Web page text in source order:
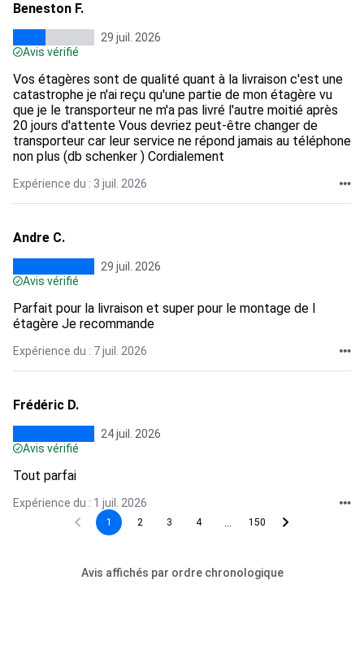
Beneston F.
29 juil. 2026
Avis vérifié
Vos étagères sont de qualité quant à la livraison c'est une
catastrophe je n'ai reçu qu'une partie de mon étagère vu
que je le transporteur ne m'a pas livré l'autre moitié après
20 jours d'attente Vous devriez peut-être changer de
transporteur car leur service ne répond jamais au téléphone
non plus (db schenker ) Cordialement
Expérience du : 3 juil. 2026
Andre C.
29 juil. 2026
Avis vérifié
Parfait pour la livraison et super pour le montage de l
étagère Je recommande
Expérience du : 7 juil. 2026
Frédéric D.
24 juil. 2026
Avis vérifié
Tout parfai
Expérience du : 1 juil. 2026
1 2 3 4 150
Avis affichés par ordre chronologique